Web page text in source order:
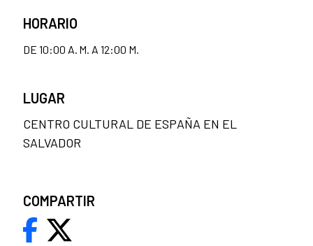
HORARIO
DE 10:00 A. M. A 12:00 M.
LUGAR
CENTRO CULTURAL DE ESPAÑA EN EL
SALVADOR
COMPARTIR